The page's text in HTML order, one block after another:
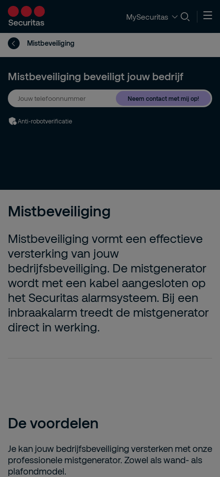
MySecuritas
Mistbeveiliging
Mistbeveiliging beveiligt jouw bedrijf
Neem contact met mij op!
Anti-robotverificatie
Mistbeveiliging
Mistbeveiliging vormt een effectieve
versterking van jouw
bedrijfsbeveiliging. De mistgenerator
wordt met een kabel aangesloten op
het Securitas alarmsysteem. Bij een
inbraakalarm treedt de mistgenerator
direct in werking.
De voordelen
Je kan jouw bedrijfsbeveiliging versterken met onze
professionele mistgenerator. Zowel als wand- als
plafondmodel.